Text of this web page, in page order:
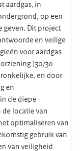
aardgas, in
op een
geven. Dit project
en veilige
voor aardgas
(30/30
en door
en
de diepe
locatie van
optimaliseren van
gebruik van
van veiligheid